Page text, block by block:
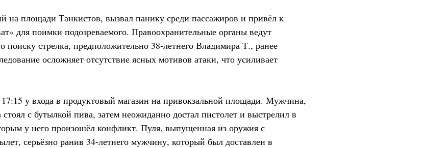
площади Танкистов, вызвал панику среди пассажиров и привёл к
для поимки подозреваемого. Правоохранительные органы ведут
стрелка, предположительно 38-летнего Владимира Т., ранее
осложняет отсутствие ясных мотивов атаки, что усиливает
17:15 у входа в продуктовый магазин на привокзальной площади. Мужчина,
с бутылкой пива, затем неожиданно достал пистолет и выстрелил в
у него произошёл конфликт. Пуля, выпущенная из оружия с
серьёзно ранив 34-летнего мужчину, который был доставлен в